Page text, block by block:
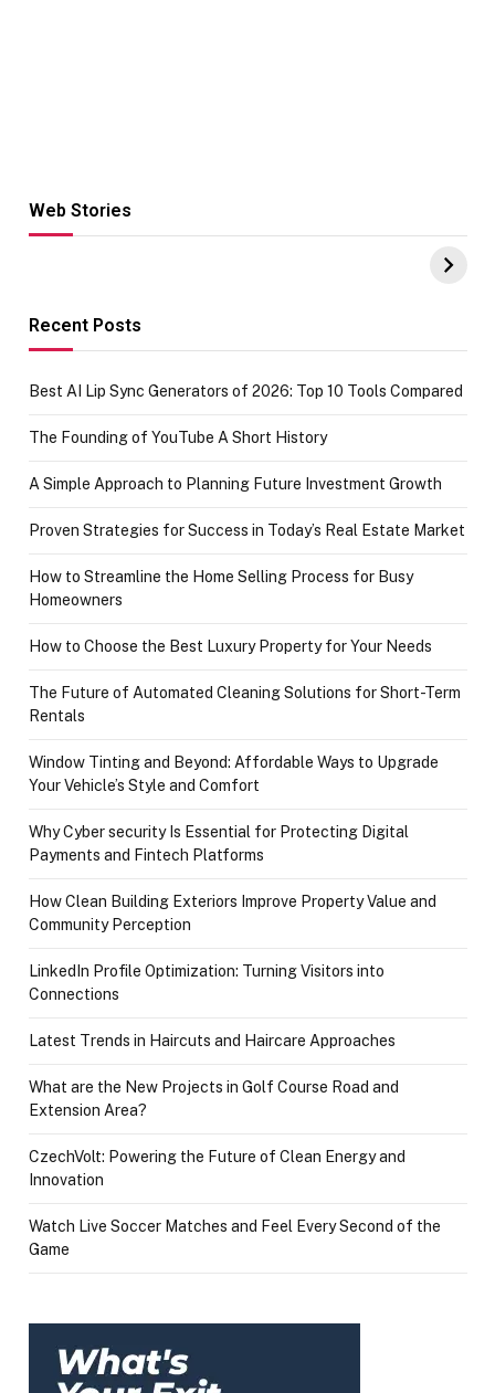
Web Stories
Hacks for Making
UPI Payments on
of IGR
Recent Posts
Best AI Lip Sync Generators of 2026: Top 10 Tools Compared
The Founding of YouTube A Short History
A Simple Approach to Planning Future Investment Growth
Proven Strategies for Success in Today’s Real Estate Market
How to Streamline the Home Selling Process for Busy
Homeowners
How to Choose the Best Luxury Property for Your Needs
The Future of Automated Cleaning Solutions for Short-Term
Rentals
Window Tinting and Beyond: Affordable Ways to Upgrade
Your Vehicle’s Style and Comfort
Why Cyber security Is Essential for Protecting Digital
Payments and Fintech Platforms
How Clean Building Exteriors Improve Property Value and
Community Perception
LinkedIn Profile Optimization: Turning Visitors into
Connections
Latest Trends in Haircuts and Haircare Approaches
What are the New Projects in Golf Course Road and
Extension Area?
CzechVolt: Powering the Future of Clean Energy and
Innovation
Watch Live Soccer Matches and Feel Every Second of the
Game